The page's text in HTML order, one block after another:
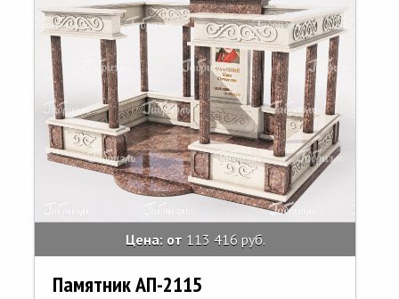
Цена: от 113 416 руб.
Памятник АП-2115